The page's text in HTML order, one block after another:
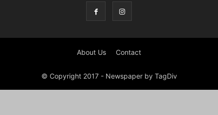
About Us Contact
© Copyright 2017 - Newspaper by TagDiv